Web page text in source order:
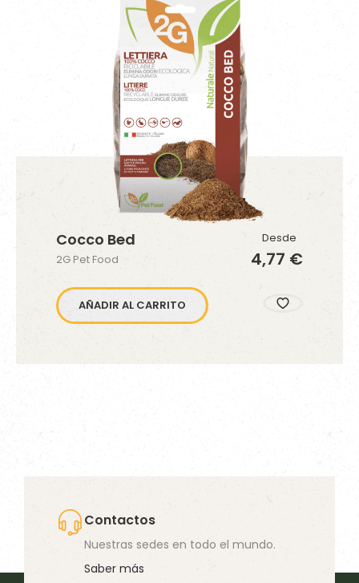
Cocco Bed
2G Pet Food
Desde
4,77 €
AÑADIR AL CARRITO
Contactos
Nuestras sedes en todo el mundo.
Saber más